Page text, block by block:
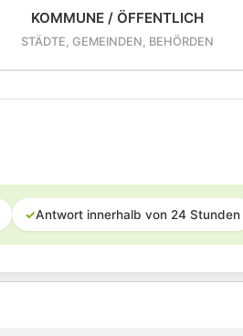
KOMMUNE / ÖFFENTLICH
STÄDTE, GEMEINDEN, BEHÖRDEN
✓Antwort innerhalb von 24 Stunden